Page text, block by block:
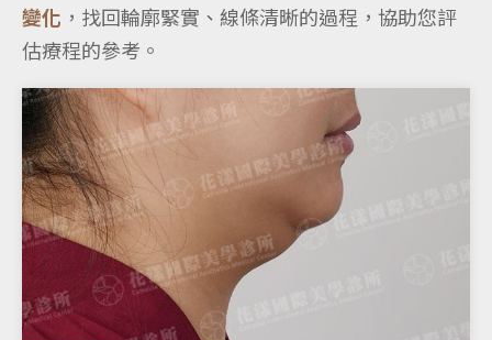
變化 ，找回輪廓緊實、線條清晰的過程，協助您評
估療程的參考。